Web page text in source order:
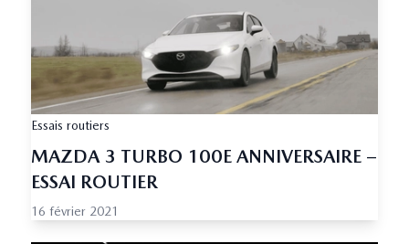
Essais routiers
MAZDA 3 TURBO 100E ANNIVERSAIRE –
ESSAI ROUTIER
16 février 2021